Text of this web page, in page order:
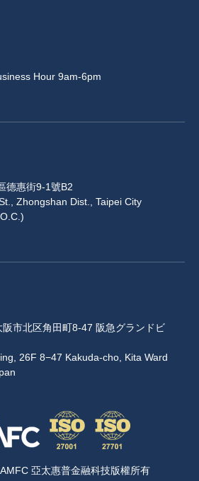
Hour 9am-6pm
德惠街9-1號B2
Zhongshan Dist., Taipei City
市北区角田町8-47 阪急グランドビ
26F 8−47 Kakuda-cho, Kita Ward
亞太惠普金融科技版權所有